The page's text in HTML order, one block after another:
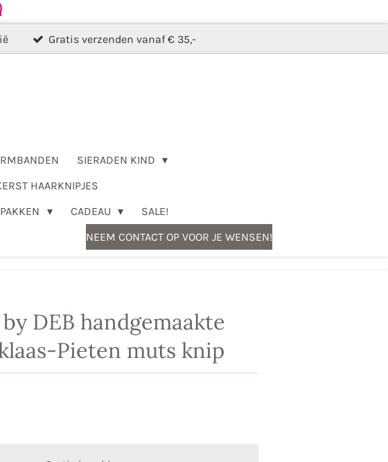
Gratis verzenden vanaf € 35,-
SIERADEN KIND
HAARKNIPJES
CADEAU
SALE!
NEEM CONTACT OP VOOR JE WENSEN!
DEB handgemaakte
Pieten muts knip